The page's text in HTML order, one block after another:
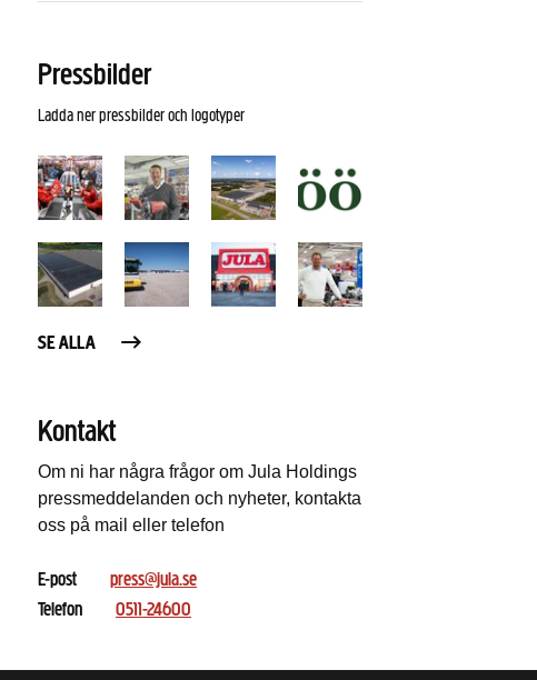
Pressbilder
Ladda ner pressbilder och logotyper
SE ALLA
Kontakt
Om ni har några frågor om Jula Holdings
pressmeddelanden och nyheter, kontakta
oss på mail eller telefon
E-post
press@jula.se
Telefon
0511-24600